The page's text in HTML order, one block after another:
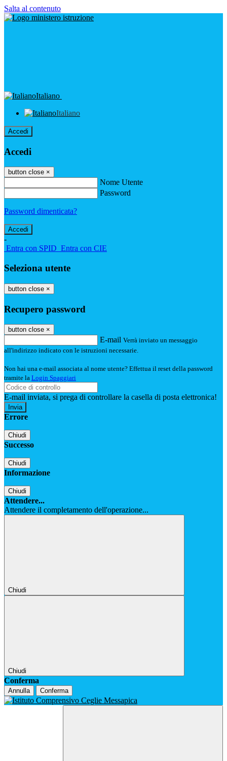
Salta al contenuto
Italiano
Italiano
Accedi
Accedi
button close ×
Nome Utente
Password
Password dimenticata?
-
Entra con SPID Entra con CIE
Seleziona utente
button close ×
Recupero password
button close ×
E-mail Verrà inviato un messaggio
all'indirizzo indicato con le istruzioni necessarie.
Non hai una e-mail associata al nome utente? Effettua il reset della password
tramite la Login Spaggiari
E-mail inviata, si prega di controllare la casella di posta elettronica!
Errore
Chiudi
Successo
Chiudi
Informazione
Chiudi
Attendere...
Attendere il completamento dell'operazione...
Chiudi
Chiudi
Conferma
Annulla Conferma